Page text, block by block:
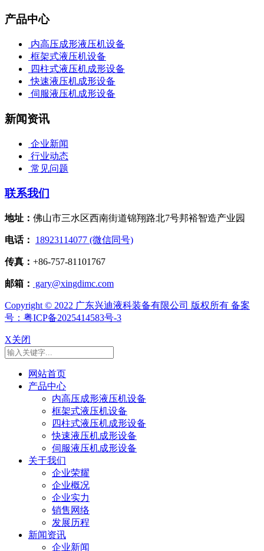
产品中心
内高压成形液压机设备
框架式液压机设备
四柱式液压机成形设备
快速液压机成形设备
伺服液压机成形设备
新闻资讯
企业新闻
行业动态
常见问题
联系我们
地址： 佛山市三水区西南街道锦翔路北7号邦裕智造产业园
电话： 18923114077 (微信同号)
传真： +86-757-81101767
邮箱： gary@xingdimc.com
Copyright © 2022 广东兴迪液科装备有限公司 版权所有 备案
号：粤ICP备2025414583号-3
X关闭
网站首页
产品中心
内高压成形液压机设备
框架式液压机设备
四柱式液压机成形设备
快速液压机成形设备
伺服液压机成形设备
关于我们
企业荣耀
企业概况
企业实力
销售网络
发展历程
新闻资讯
企业新闻